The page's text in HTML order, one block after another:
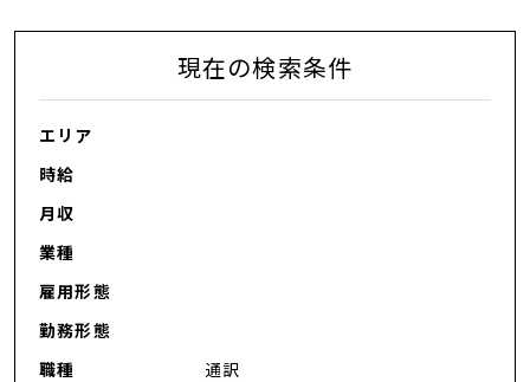
0120-43-9239
現在の検索条件
エリア
時給
月収
業種
雇用形態
勤務形態
職種
通訳